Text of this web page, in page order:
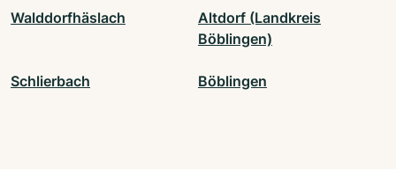
Walddorfhäslach
Altdorf (Landkreis
Böblingen)
Schlierbach Böblingen